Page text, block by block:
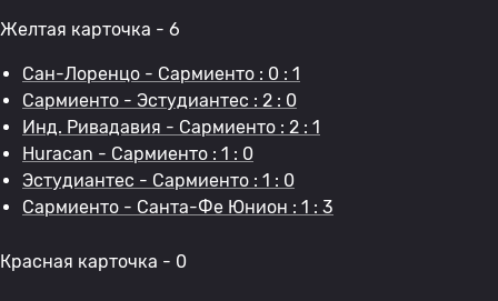
Желтая карточка - 6
Сан-Лоренцо - Сармиенто : 0 : 1
Сармиенто - Эстудиантес : 2 : 0
Инд. Ривадавия - Сармиенто : 2 : 1
Huracan - Сармиенто : 1 : 0
Эстудиантес - Сармиенто : 1 : 0
Сармиенто - Санта-Фе Юнион : 1 : 3
Красная карточка - 0